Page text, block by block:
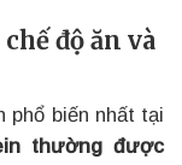
độ ăn và
phổ biến nhất tại
thường được